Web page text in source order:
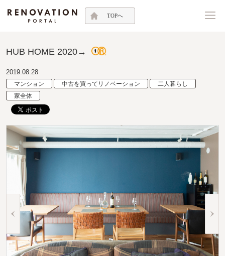
TOPへ
HUB HOME 2020→
2019.08.28
マンション 中古を買ってリノベーション
二人暮らし
家全体